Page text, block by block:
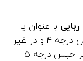
با عنوان یا
باشد مجازات مرتکب به حبس درجه ۴ و در غیر
اینصورت با حیله یا با هر نحوی دیگر حبس درجه ۵